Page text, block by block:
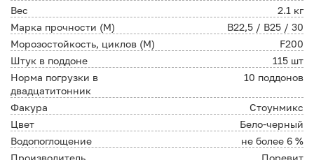
Вес
2.1 кг
Марка прочности (М)
В22,5 / B25 / 30
Морозостойкость, циклов (М)
F200
Штук в поддоне
115 шт
Норма погрузки в
двадцатитонник
10 поддонов
Факура
Стоунмикс
Цвет
Бело-черный
Водопоглощение
не более 6 %
Производитель
Поревит